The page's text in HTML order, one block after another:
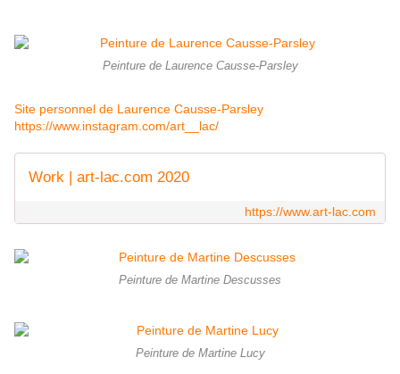
Peinture de Laurence Causse-Parsley
Site personnel de Laurence Causse-Parsley
https://www.instagram.com/art__lac/
Work | art-lac.com 2020
https://www.art-lac.com
Peinture de Martine Descusses
Peinture de Martine Lucy